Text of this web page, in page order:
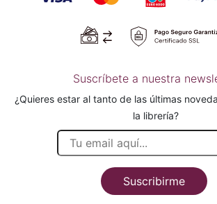
Suscríbete a nuestra
¿Quieres estar al tanto de las últimas
la librería?
Suscribirme